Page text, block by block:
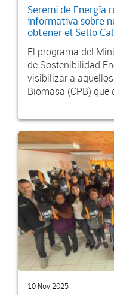
Seremi de Energía
informativa sobre
obtener el Sello
El programa del
de Sostenibilidad
visibilizar a
Biomasa (CPB) que
10 Nov 2025